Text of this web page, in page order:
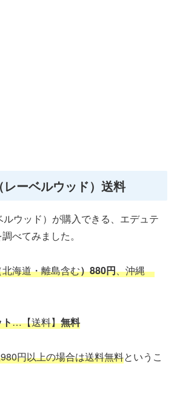
ーベルウッド）送料
ウッド）が購入できる、エデュテ
べてみました。
海道・離島含む）880円、沖縄
ト…【送料】無料
円以上の場合は送料無料というこ